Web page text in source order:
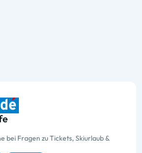
bei Fragen zu Tickets, Skiurlaub &